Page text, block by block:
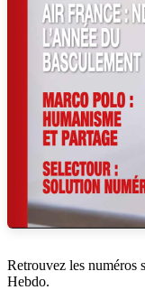
Retrouvez les numéros
Hebdo.